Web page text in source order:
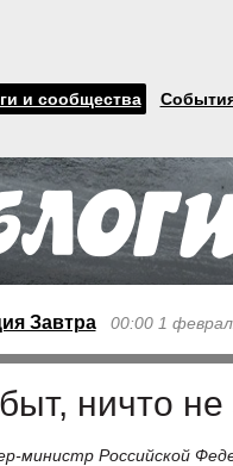
и сообщества
Завтра 00:00 1
ничто
министр Российской